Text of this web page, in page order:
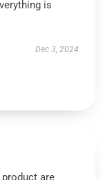
is
Dec 3, 2024
are